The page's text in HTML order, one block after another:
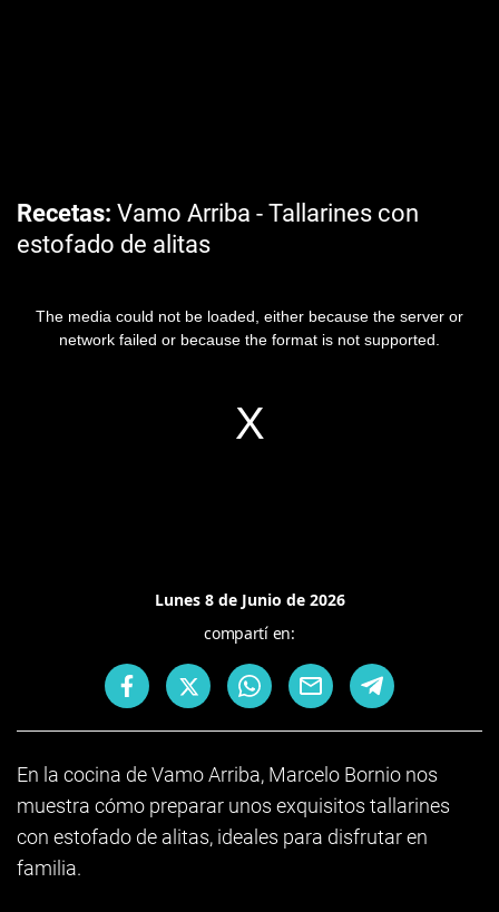
Recetas Vamo Arriba - Tallarines con
estofado de alitas
The media could not be loaded, either because the server or
network failed or because the format is not supported.
Lunes 8 de Junio de 2026
compartí en:
En la cocina de Vamo Arriba, Marcelo Bornio nos
muestra cómo preparar unos exquisitos tallarines
con estofado de alitas, ideales para disfrutar en
familia.